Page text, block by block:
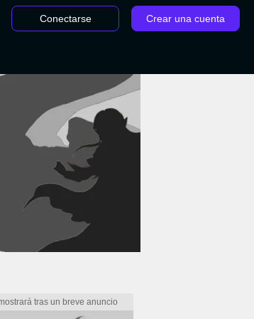
Conectarse Crear una cuenta